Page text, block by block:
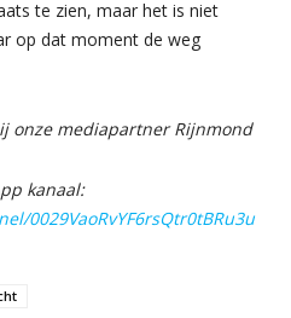
te zien, maar het is niet
op dat moment de weg
onze mediapartner Rijnmond
kanaal:
0029VaoRvYF6rsQtr0tBRu3u